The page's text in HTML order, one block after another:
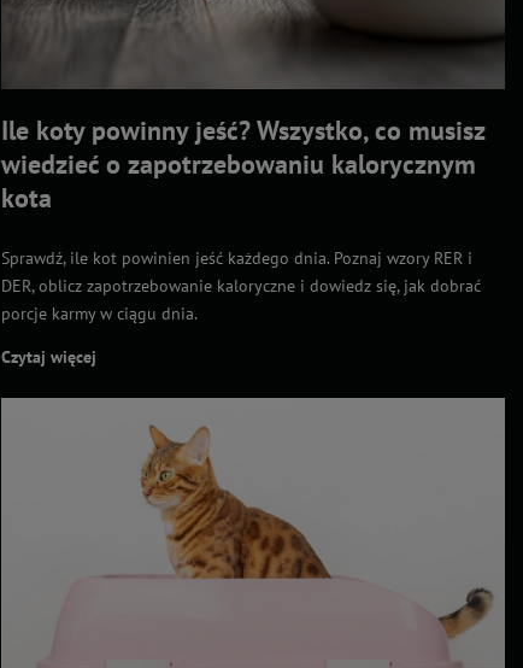
Ile koty powinny jeść? Wszystko, co musisz
wiedzieć o zapotrzebowaniu kalorycznym
kota
Sprawdź, ile kot powinien jeść każdego dnia. Poznaj wzory RER i
DER, oblicz zapotrzebowanie kaloryczne i dowiedz się, jak dobrać
porcje karmy w ciągu dnia.
Czytaj więcej